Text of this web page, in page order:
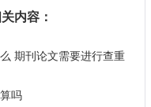
内容：
期刊论文需要进行查重
吗